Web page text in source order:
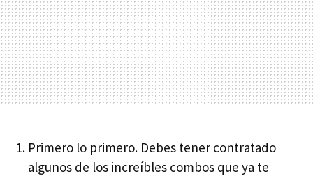
Primero lo primero. Debes tener contratado
algunos de los increíbles combos que ya te